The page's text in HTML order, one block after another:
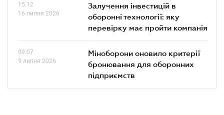
15.12
16 липня 2026
Залучення інвестицій в
оборонні технології: яку
перевірку має пройти компанія
09.07
9 липня 2026
Міноборони оновило критерії
бронювання для оборонних
підприємств